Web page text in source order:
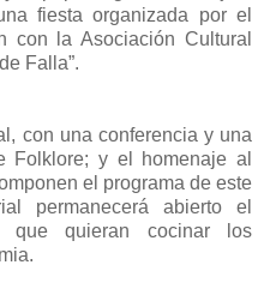
fiesta organizada por el
con la Asociación Cultural
Falla”.
con una conferencia y una
Folklore; y el homenaje al
el programa de este
permanecerá abierto el
que quieran cocinar los